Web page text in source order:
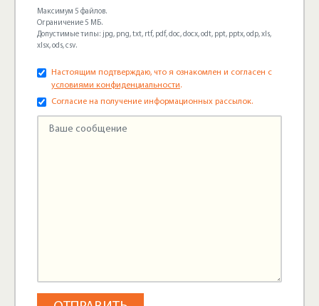
Максимум 5 файлов.
Ограничение 5 МБ.
Допустимые типы: jpg, png, txt, rtf, pdf, doc, docx, odt, ppt, pptx, odp, xls,
xlsx, ods, csv.
Настоящим подтверждаю, что я ознакомлен и согласен с
условиями конфиденциальности.
Согласие на получение информационных рассылок.